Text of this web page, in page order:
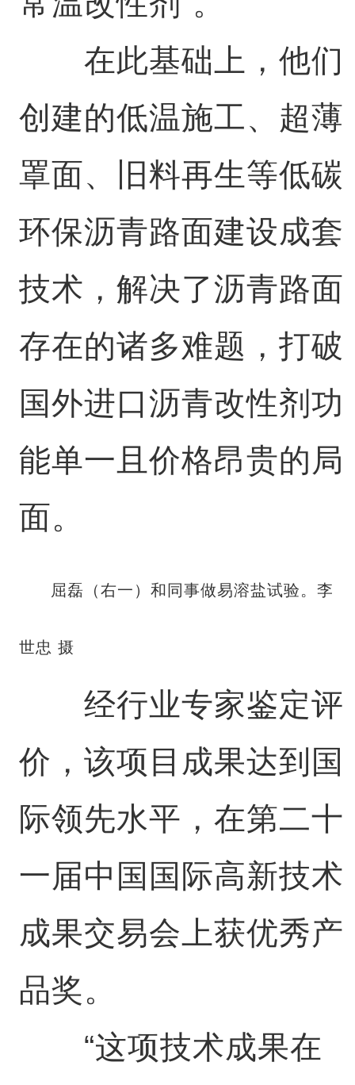
在此基础上，他们
创建的低温施工、超薄
罩面、旧料再生等低碳
环保沥青路面建设成套
技术，解决了沥青路面
存在的诸多难题，打破
国外进口沥青改性剂功
能单一且价格昂贵的局
面。
屈磊（右一）和同事做易溶盐试验。李
世忠 摄
经行业专家鉴定评
价，该项目成果达到国
际领先水平，在第二十
一届中国国际高新技术
成果交易会上获优秀产
品奖。
“这项技术成果在